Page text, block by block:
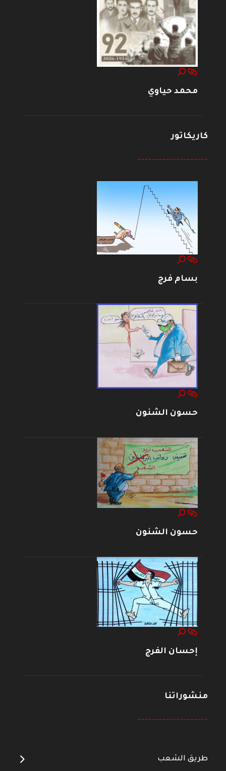
محمد حياوي
كاريكاتور
--------------------
بسام فرج
حسون الشنون
حسون الشنون
إحسان الفرج
منشوراتنا
--------------------
طريق الشعب